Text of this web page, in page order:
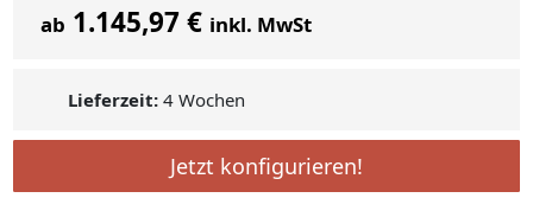
ab 1.145,97 € inkl. MwSt
Lieferzeit: 4 Wochen
Jetzt konfigurieren!